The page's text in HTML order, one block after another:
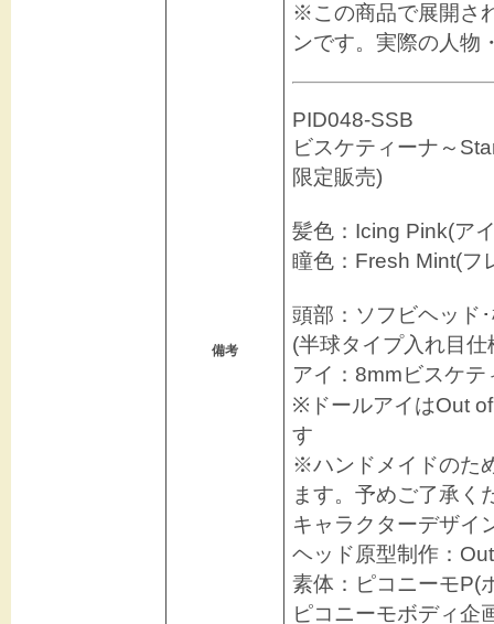
備考
※この商品で展開さ
ンです。実際の人物
PID048-SSB
ビスケティーナ～
限定販売)
髪色：Icing Pink(ア
瞳色：Fresh Mint(フ
頭部：ソフビヘッド
(半球タイプ入れ目仕
アイ：8mmビスケ
※ドールアイはOut
す
※ハンドメイドのた
ます。予めご了承く
キャラクターデザイ
ヘッド原型制作：
素体：ピコニーモ
ピコニーモボディ企